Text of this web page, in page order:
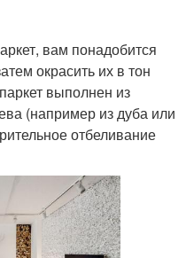
вам понадобится
окрасить их в тон
выполнен из
(например из дуба или
отбеливание